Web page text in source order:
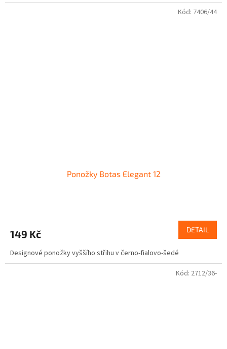
Ponožky Botas Elegant 12
149 Kč DETAIL
Designové ponožky vyššího střihu v černo-fialovo-šedé
Kód: 7406/44
Kód: 2712/36-